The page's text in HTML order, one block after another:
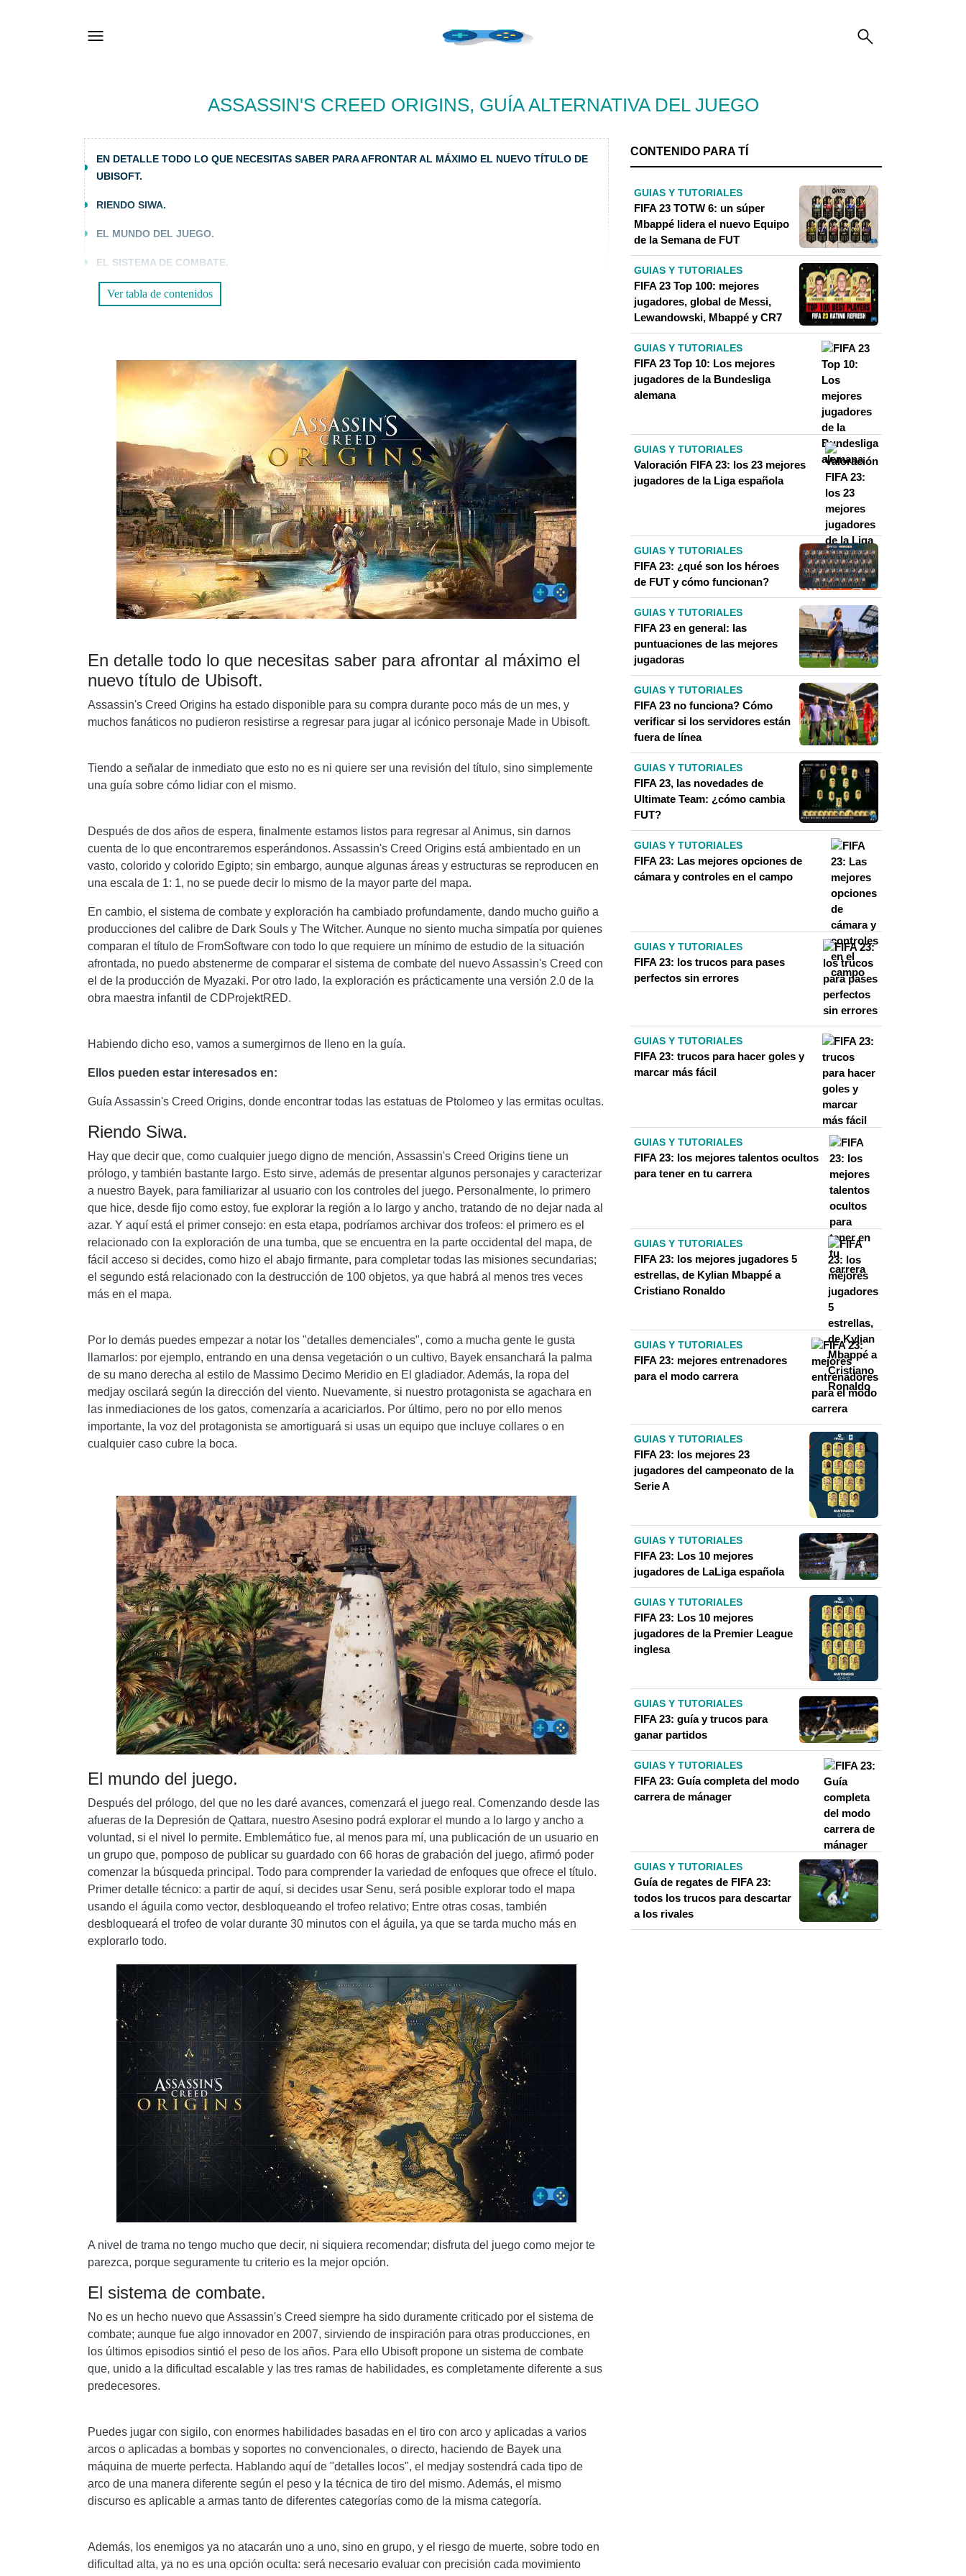
ASSASSIN'S CREED ORIGINS, GUÍA ALTERNATIVA DEL JUEGO
EN DETALLE TODO LO QUE NECESITAS SABER PARA AFRONTAR AL MÁXIMO EL NUEVO TÍTULO DE
UBISOFT.
RIENDO SIWA.
EL MUNDO DEL JUEGO.
EL SISTEMA DE COMBATE.
¡ELEFANTES, AYUDA!
Ver tabla de contenidos
En detalle todo lo que necesitas saber para afrontar al máximo el
nuevo título de Ubisoft.
Assassin's Creed Origins ha estado disponible para su compra durante poco más de un mes, y
muchos fanáticos no pudieron resistirse a regresar para jugar al icónico personaje Made in Ubisoft.
Tiendo a señalar de inmediato que esto no es ni quiere ser una revisión del título, sino simplemente
una guía sobre cómo lidiar con el mismo.
Después de dos años de espera, finalmente estamos listos para regresar al Animus, sin darnos
cuenta de lo que encontraremos esperándonos. Assassin's Creed Origins está ambientado en un
vasto, colorido y colorido Egipto; sin embargo, aunque algunas áreas y estructuras se reproducen en
una escala de 1: 1, no se puede decir lo mismo de la mayor parte del mapa.
En cambio, el sistema de combate y exploración ha cambiado profundamente, dando mucho guiño a
producciones del calibre de Dark Souls y The Witcher. Aunque no siento mucha simpatía por quienes
comparan el título de FromSoftware con todo lo que requiere un mínimo de estudio de la situación
afrontada, no puedo abstenerme de comparar el sistema de combate del nuevo Assassin's Creed con
el de la producción de Myazaki. Por otro lado, la exploración es prácticamente una versión 2.0 de la
obra maestra infantil de CDProjektRED.
Habiendo dicho eso, vamos a sumergirnos de lleno en la guía.
Ellos pueden estar interesados ​​en:
Guía Assassin's Creed Origins, donde encontrar todas las estatuas de Ptolomeo y las ermitas ocultas.
Riendo Siwa.
Hay que decir que, como cualquier juego digno de mención, Assassin's Creed Origins tiene un
prólogo, y también bastante largo. Esto sirve, además de presentar algunos personajes y caracterizar
a nuestro Bayek, para familiarizar al usuario con los controles del juego. Personalmente, lo primero
que hice, desde fijo como estoy, fue explorar la región a lo largo y ancho, tratando de no dejar nada al
azar. Y aquí está el primer consejo: en esta etapa, podríamos archivar dos trofeos: el primero es el
relacionado con la exploración de una tumba, que se encuentra en la parte occidental del mapa, de
fácil acceso si decides, como hizo el abajo firmante, para completar todas las misiones secundarias;
el segundo está relacionado con la destrucción de 100 objetos, ya que habrá al menos tres veces
más en el mapa.
Por lo demás puedes empezar a notar los "detalles demenciales", como a mucha gente le gusta
llamarlos: por ejemplo, entrando en una densa vegetación o un cultivo, Bayek ensanchará la palma
de su mano derecha al estilo de Massimo Decimo Meridio en El gladiador. Además, la ropa del
medjay oscilará según la dirección del viento. Nuevamente, si nuestro protagonista se agachara en
las inmediaciones de los gatos, comenzaría a acariciarlos. Por último, pero no por ello menos
importante, la voz del protagonista se amortiguará si usas un equipo que incluye collares o en
cualquier caso cubre la boca.
El mundo del juego.
Después del prólogo, del que no les daré avances, comenzará el juego real. Comenzando desde las
afueras de la Depresión de Qattara, nuestro Asesino podrá explorar el mundo a lo largo y ancho a
voluntad, si el nivel lo permite. Emblemático fue, al menos para mí, una publicación de un usuario en
un grupo que, pomposo de publicar su guardado con 66 horas de grabación del juego, afirmó poder
comenzar la búsqueda principal. Todo para comprender la variedad de enfoques que ofrece el título.
Primer detalle técnico: a partir de aquí, si decides usar Senu, será posible explorar todo el mapa
usando el águila como vector, desbloqueando el trofeo relativo; Entre otras cosas, también
desbloqueará el trofeo de volar durante 30 minutos con el águila, ya que se tarda mucho más en
explorarlo todo.
A nivel de trama no tengo mucho que decir, ni siquiera recomendar; disfruta del juego como mejor te
parezca, porque seguramente tu criterio es la mejor opción.
El sistema de combate.
No es un hecho nuevo que Assassin's Creed siempre ha sido duramente criticado por el sistema de
combate; aunque fue algo innovador en 2007, sirviendo de inspiración para otras producciones, en
los últimos episodios sintió el peso de los años. Para ello Ubisoft propone un sistema de combate
que, unido a la dificultad escalable y las tres ramas de habilidades, es completamente diferente a sus
predecesores.
Puedes jugar con sigilo, con enormes habilidades basadas en el tiro con arco y aplicadas a varios
arcos o aplicadas a bombas y soportes no convencionales, o directo, haciendo de Bayek una
máquina de muerte perfecta. Hablando aquí de "detalles locos", el medjay sostendrá cada tipo de
arco de una manera diferente según el peso y la técnica de tiro del mismo. Además, el mismo
discurso es aplicable a armas tanto de diferentes categorías como de la misma categoría.
Además, los enemigos ya no atacarán uno a uno, sino en grupo, y el riesgo de muerte, sobre todo en
dificultad alta, ya no es una opción oculta: será necesario evaluar con precisión cada movimiento
CONTENIDO PARA TÍ
GUIAS Y TUTORIALES
FIFA 23 TOTW 6: un súper
Mbappé lidera el nuevo Equipo
de la Semana de FUT
GUIAS Y TUTORIALES
FIFA 23 Top 100: mejores
jugadores, global de Messi,
Lewandowski, Mbappé y CR7
GUIAS Y TUTORIALES
FIFA 23 Top 10: Los mejores
jugadores de la Bundesliga
alemana
GUIAS Y TUTORIALES
Valoración FIFA 23: los 23 mejores
jugadores de la Liga española
GUIAS Y TUTORIALES
FIFA 23: ¿qué son los héroes
de FUT y cómo funcionan?
GUIAS Y TUTORIALES
FIFA 23 en general: las
puntuaciones de las mejores
jugadoras
GUIAS Y TUTORIALES
FIFA 23 no funciona? Cómo
verificar si los servidores están
fuera de línea
GUIAS Y TUTORIALES
FIFA 23, las novedades de
Ultimate Team: ¿cómo cambia
FUT?
GUIAS Y TUTORIALES
FIFA 23: Las mejores opciones de
cámara y controles en el campo
GUIAS Y TUTORIALES
FIFA 23: los trucos para pases
perfectos sin errores
GUIAS Y TUTORIALES
FIFA 23: trucos para hacer goles y
marcar más fácil
GUIAS Y TUTORIALES
FIFA 23: los mejores talentos ocultos
para tener en tu carrera
GUIAS Y TUTORIALES
FIFA 23: los mejores jugadores 5
estrellas, de Kylian Mbappé a
Cristiano Ronaldo
GUIAS Y TUTORIALES
FIFA 23: mejores entrenadores
para el modo carrera
GUIAS Y TUTORIALES
FIFA 23: los mejores 23
jugadores del campeonato de la
Serie A
GUIAS Y TUTORIALES
FIFA 23: Los 10 mejores
jugadores de LaLiga española
GUIAS Y TUTORIALES
FIFA 23: Los 10 mejores
jugadores de la Premier League
inglesa
GUIAS Y TUTORIALES
FIFA 23: guía y trucos para
ganar partidos
GUIAS Y TUTORIALES
FIFA 23: Guía completa del modo
carrera de mánager
GUIAS Y TUTORIALES
Guía de regates de FIFA 23:
todos los trucos para descartar
a los rivales